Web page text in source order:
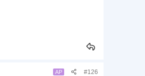
AP #126